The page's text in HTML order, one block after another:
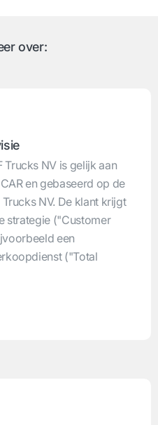
over:
NV is gelijk aan
en gebaseerd op de
NV. De klant krijgt
strategie ("Customer
een
("Total